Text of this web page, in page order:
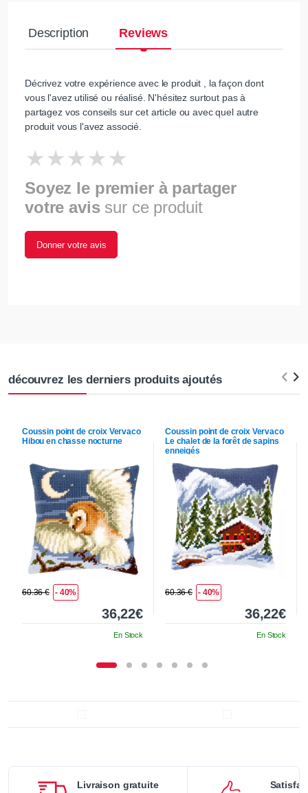
Description Reviews
Décrivez votre expérience avec le produit , la façon dont
vous l'avez utilisé ou réalisé. N'hésitez surtout pas à
partagez vos conseils sur cet article ou avec quel autre
produit vous l'avez associé.
Soyez le premier à partager
votre avis sur ce produit
Donner votre avis
découvrez les derniers produits ajoutés
Coussin point de croix Vervaco
Hibou en chasse nocturne
60.36 € - 40%
36,22€
En Stock
Coussin point de croix Vervaco
Le chalet de la forêt de sapins
enneigés
60.36 € - 40%
36,22€
En Stock
Livraison gratuite